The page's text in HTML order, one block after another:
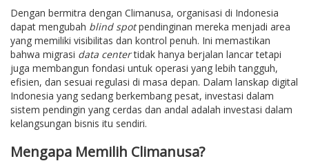
Dengan bermitra dengan Climanusa, organisasi di Indonesia
dapat mengubah blind spotpendinginan mereka menjadi area
yang memiliki visibilitas dan kontrol penuh. Ini memastikan
bahwa migrasi data centertidak hanya berjalan lancar tetapi
juga membangun fondasi untuk operasi yang lebih tangguh,
efisien, dan sesuai regulasi di masa depan. Dalam lanskap digital
Indonesia yang sedang berkembang pesat, investasi dalam
sistem pendingin yang cerdas dan andal adalah investasi dalam
kelangsungan bisnis itu sendiri.
Mengapa Memilih Climanusa?